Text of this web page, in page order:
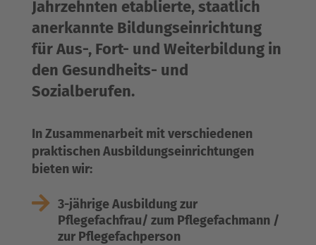
Jahrzehnten etablierte, staatlich
anerkannte Bildungseinrichtung
für Aus-, Fort- und Weiterbildung in
den Gesundheits- und
Sozialberufen.
In Zusammenarbeit mit verschiedenen
praktischen Ausbildungseinrichtungen
bieten wir:
 3-jährige Ausbildung zur
Pflegefachfrau/ zum Pflegefachmann /
zur Pflegefachperson